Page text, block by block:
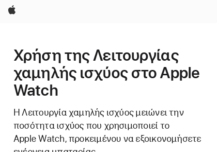
Apple
Χρήση της Λειτουργίας
χαμηλής ισχύος στο Apple
Watch
Η Λειτουργία χαμηλής ισχύος μειώνει την
ποσότητα ισχύος που χρησιμοποιεί το
Apple Watch, προκειμένου να εξοικονομήσετε